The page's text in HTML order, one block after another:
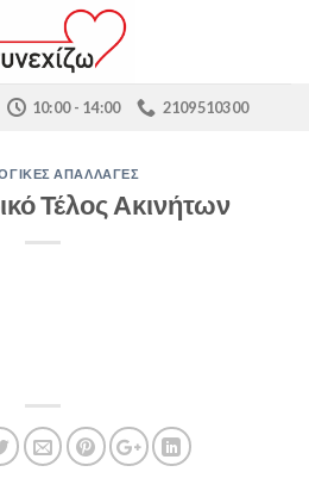
10:00 - 14:00 2109510300
ΑΠΑΛΛΑΓΈΣ
Τέλος Ακινήτων